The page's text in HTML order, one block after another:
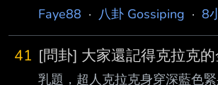
了解，女老師為代理老師，2年
Faye88 · 八卦 Gossiping · 8
41 [問卦] 大家還記得克拉克的
乳題，超人克拉克身穿深藍色